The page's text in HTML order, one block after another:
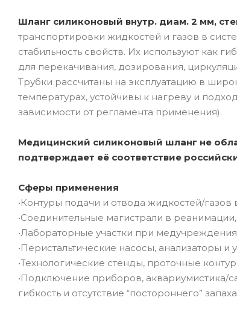
Шланг силиконовый внутр. диам. 2 мм,
транспортировки жидкостей и газов в
стабильность свойств. Их используют как
для перекачивания, дозирования,
Трубки рассчитаны на эксплуатацию в
температурах, устойчивы к нагреву и
зависимости от регламента применения).
Медицинский силиконовый шланг не
подтверждает её соответствие
Сферы применения
•Контуры подачи и отвода жидкостей/
•Соединительные магистрали в
•Лабораторные участки при
•Перистальтические насосы, анализаторы
•Технологические стенды, проточные
•Подключение приборов, аквариумистика/
гибкость и отсутствие “постороннего”